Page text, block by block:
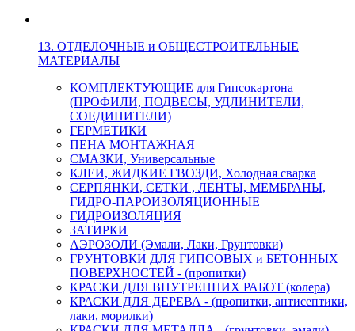
13. ОТДЕЛОЧНЫЕ и ОБЩЕСТРОИТЕЛЬНЫЕ
МАТЕРИАЛЫ
КОМПЛЕКТУЮЩИЕ для Гипсокартона
(ПРОФИЛИ, ПОДВЕСЫ, УДЛИНИТЕЛИ,
СОЕДИНИТЕЛИ)
ГЕРМЕТИКИ
ПЕНА МОНТАЖНАЯ
СМАЗКИ, Универсальные
КЛЕИ, ЖИДКИЕ ГВОЗДИ, Холодная сварка
СЕРПЯНКИ, СЕТКИ , ЛЕНТЫ, МЕМБРАНЫ,
ГИДРО-ПАРОИЗОЛЯЦИОННЫЕ
ГИДРОИЗОЛЯЦИЯ
ЗАТИРКИ
АЭРОЗОЛИ (Эмали, Лаки, Грунтовки)
ГРУНТОВКИ ДЛЯ ГИПСОВЫХ и БЕТОННЫХ
ПОВЕРХНОСТЕЙ - (пропитки)
КРАСКИ ДЛЯ ВНУТРЕННИХ РАБОТ (колера)
КРАСКИ ДЛЯ ДЕРЕВА - (пропитки, антисептики,
лаки, морилки)